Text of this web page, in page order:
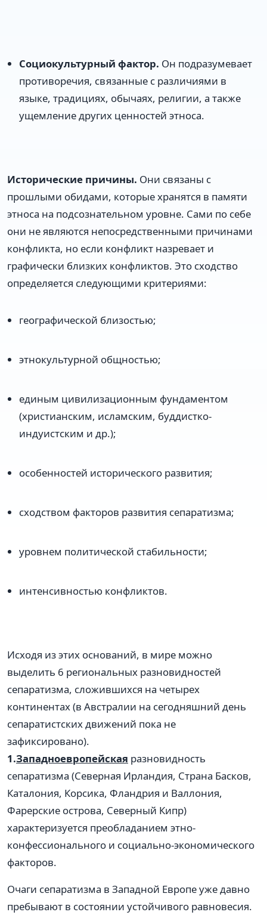
Социокультурный фактор. Он подразумевает
противоречия, связанные с различиями в
языке, традициях, обычаях, религии, а также
ущемление других ценностей этноса.
Исторические причины. Они связаны с
прошлыми обидами, которые хранятся в памяти
этноса на подсознательном уровне. Сами по себе
они не являются непосредственными причинами
конфликта, но если конфликт назревает и
графически близких конфликтов. Это сходство
определяется следующими критериями:
географической близостью;
этнокультурной общностью;
единым цивилизационным фундаментом
(христианским, исламским, буддистко-
индуистским и др.);
особенностей исторического развития;
сходством факторов развития сепаратизма;
уровнем политической стабильности;
интенсивностью конфликтов.
Исходя из этих оснований, в мире можно
выделить 6 региональных разновидностей
сепаратизма, сложившихся на четырех
континентах (в Австралии на сегодняшний день
сепаратистских движений пока не
зафиксировано).
1.Западноевропейская разновидность
сепаратизма (Северная Ирландия, Страна Басков,
Каталония, Корсика, Фландрия и Валлония,
Фарерские острова, Северный Кипр)
характеризуется преобладанием этно-
конфессионального и социально-экономического
факторов.
Очаги сепаратизма в Западной Европе уже давно
пребывают в состоянии устойчивого равновесия.